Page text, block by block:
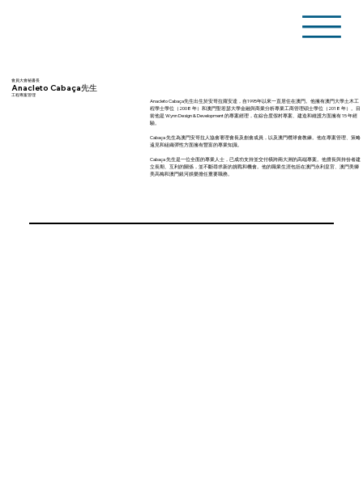
會員大會秘書長
Anacleto Cabaça先生
工程專案管理
Anacleto Cabaça先生出生於安哥拉羅安達，自1995年以來一直居住在澳門。他擁有澳門大學土木工
程學士學位（2008 年）和澳門聖若瑟大學金融與商業分析專業工商管理碩士學位（2018 年）。目
前他是 Wynn Design & Development 的專案經理，在綜合度假村專案、建造和維護方面擁有 15 年經
驗。
Cabaça 先生為澳門安哥拉人協會署理會長及創會成員，以及澳門欖球會教練。他在專案管理、策略
遠見和組織彈性方面擁有豐富的專業知識。
Cabaça 先生是一位全面的專業人士，已成功支持並交付橫跨兩大洲的高端專案。他擅長與持份者建
立長期、互利的關係，並不斷尋求新的挑戰和機會。他的職業生涯包括在澳門永利皇宮、澳門美獅
美高梅和澳門銀河娛樂擔任重要職務。